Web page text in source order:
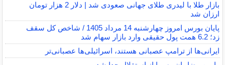
بازار طلا با لیدری طلای جهانی صعودی شد | دلار 2 هزار تومان
ارزان شد
پایان بورس امروز چهارشنبه 14 مرداد 1405 / شاخص کل سقف
زد؛ 6.2 همت پول حقیقی وارد بازار سهام شد
ایرانی‌ها از ترامپ عصبانی هستند، اسرائیلی‌ها عصبانی‌تر